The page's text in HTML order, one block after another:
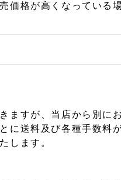
価格が高くなっている
ますが、当店から別に
に送料及び各種手数
します。